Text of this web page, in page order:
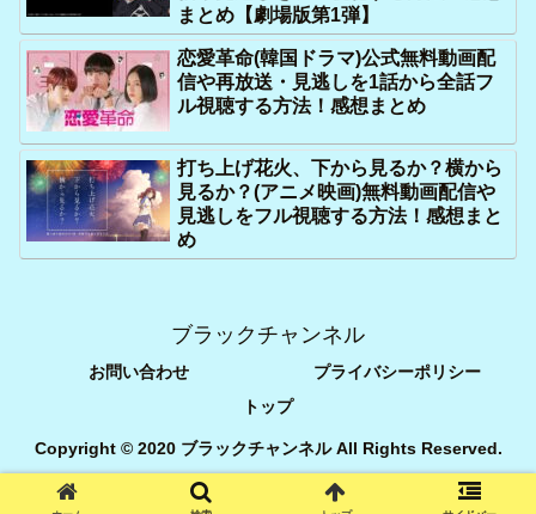
まとめ【劇場版第1弾】
恋愛革命(韓国ドラマ)公式無料動画配
信や再放送・見逃しを1話から全話フ
ル視聴する方法！感想まとめ
打ち上げ花火、下から見るか？横から
見るか？(アニメ映画)無料動画配信や
見逃しをフル視聴する方法！感想まと
め
ブラックチャンネル
お問い合わせ
プライバシーポリシー
トップ
Copyright © 2020 ブラックチャンネル All Rights Reserved.